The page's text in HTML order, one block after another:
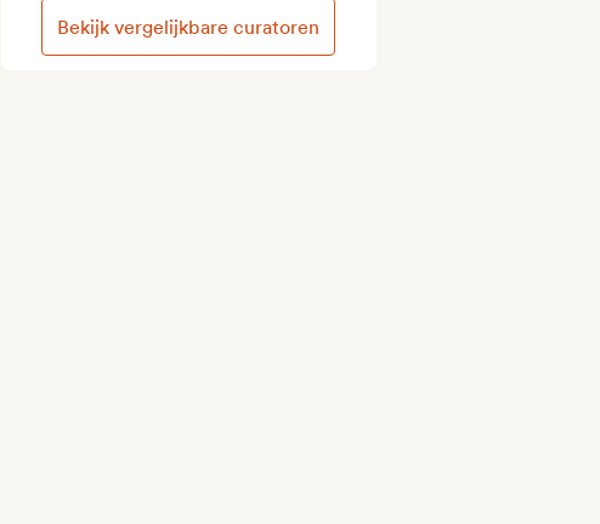
Bekijk vergelijkbare curatoren